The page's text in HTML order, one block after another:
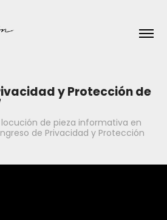
y Protección de
de pieza informativa en
de Privacidad y Protección